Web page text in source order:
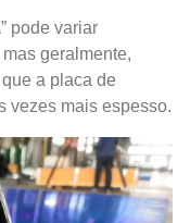
pode variar
geralmente,
a placa de
vezes mais espesso.